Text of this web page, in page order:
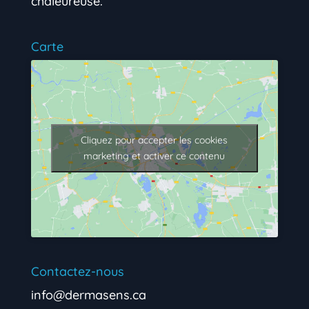
Carte
Cliquez pour accepter les cookies
marketing et activer ce contenu
Contactez-nous
info@dermasens.ca